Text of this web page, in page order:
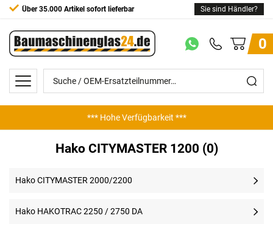
Über 35.000 Artikel sofort lieferbar Sie sind Händler?
0
*** Hohe Verfügbarkeit ***
Hako CITYMASTER 1200 (0)
Hako CITYMASTER 2000/2200
Hako HAKOTRAC 2250 / 2750 DA